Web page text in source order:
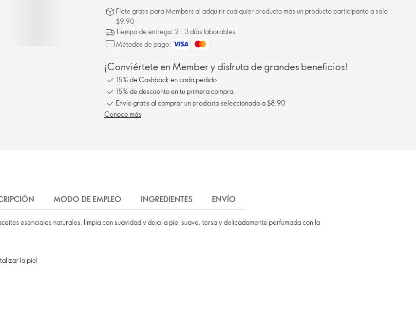
Flete gratis para Members al adquirir cualquier producto más un producto participante a solo
$9.90
Tiempo de entrega: 2 - 3 días laborables
Métodos de pago:
¡Conviértete en Member y disfruta de grandes beneficios!
15% de Cashback en cada pedido
15% de descuento en tu primera compra
Envío gratis al comprar un prodcuto seleccionado a $8.90
Conoce más
MODO DE EMPLEO INGREDIENTES ENVÍO
esenciales naturales, limpia con suavidad y deja la piel suave, tersa y delicadamente perfumada con la
la piel